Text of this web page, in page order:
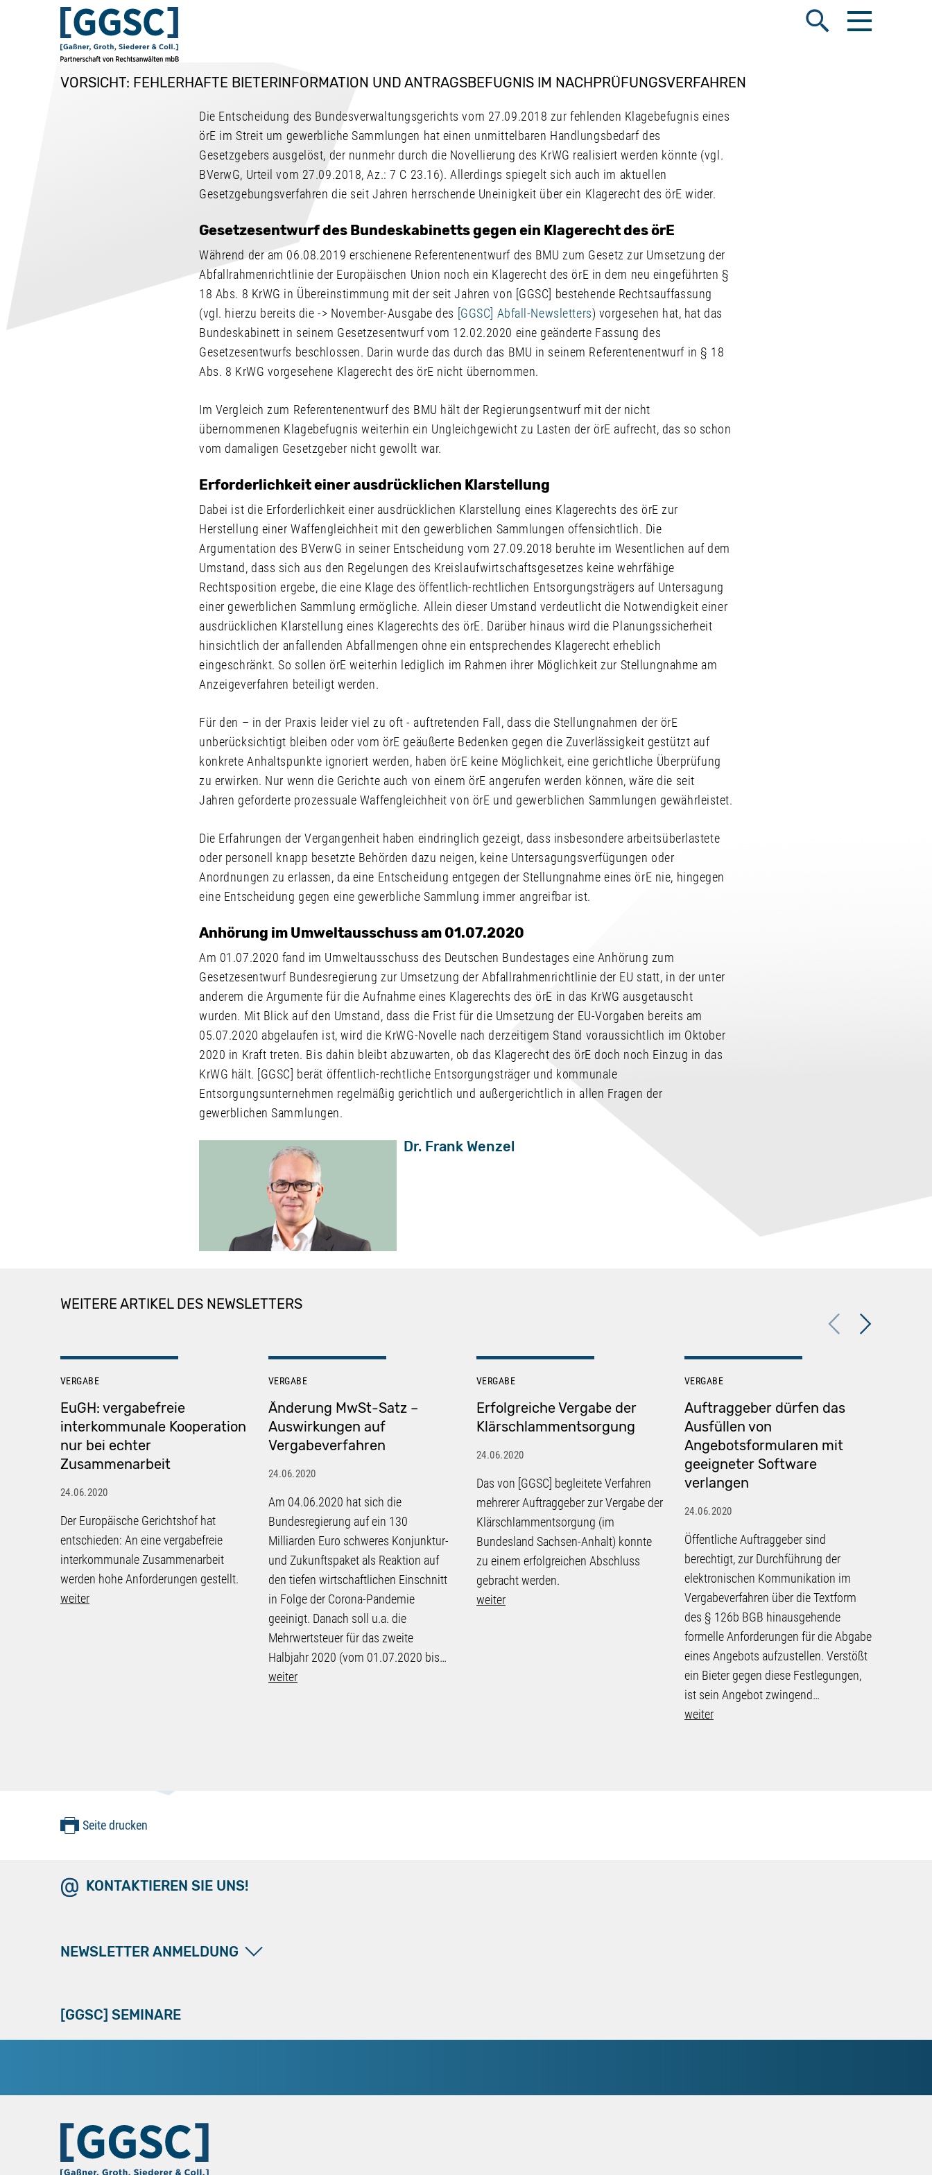
Suche öffnenMenü öffnen
VORSICHT: FEHLERHAFTE BIETERINFORMATION UND ANTRAGSBEFUGNIS IM NACHPRÜFUNGSVERFAHREN
Die Entscheidung des Bundesverwaltungsgerichts vom 27.09.2018 zur fehlenden Klagebefugnis eines
örE im Streit um gewerbliche Sammlungen hat einen unmittelbaren Handlungsbedarf des
Gesetzgebers ausgelöst, der nunmehr durch die Novellierung des KrWG realisiert werden könnte (vgl.
BVerwG, Urteil vom 27.09.2018, Az.: 7 C 23.16). Allerdings spiegelt sich auch im aktuellen
Gesetzgebungsverfahren die seit Jahren herrschende Uneinigkeit über ein Klagerecht des örE wider.
Gesetzesentwurf des Bundeskabinetts gegen ein Klagerecht des örE
Während der am 06.08.2019 erschienene Referentenentwurf des BMU zum Gesetz zur Umsetzung der
Abfallrahmenrichtlinie der Europäischen Union noch ein Klagerecht des örE in dem neu eingeführten §
18 Abs. 8 KrWG in Übereinstimmung mit der seit Jahren von [GGSC] bestehende Rechtsauffassung
(vgl. hierzu bereits die -> November-Ausgabe des [GGSC] Abfall-Newsletters) vorgesehen hat, hat das
Bundeskabinett in seinem Gesetzesentwurf vom 12.02.2020 eine geänderte Fassung des
Gesetzesentwurfs beschlossen. Darin wurde das durch das BMU in seinem Referentenentwurf in § 18
Abs. 8 KrWG vorgesehene Klagerecht des örE nicht übernommen.
Im Vergleich zum Referentenentwurf des BMU hält der Regierungsentwurf mit der nicht
übernommenen Klagebefugnis weiterhin ein Ungleichgewicht zu Lasten der örE aufrecht, das so schon
vom damaligen Gesetzgeber nicht gewollt war.
Erforderlichkeit einer ausdrücklichen Klarstellung
Dabei ist die Erforderlichkeit einer ausdrücklichen Klarstellung eines Klagerechts des örE zur
Herstellung einer Waffengleichheit mit den gewerblichen Sammlungen offensichtlich. Die
Argumentation des BVerwG in seiner Entscheidung vom 27.09.2018 beruhte im Wesentlichen auf dem
Umstand, dass sich aus den Regelungen des Kreislaufwirtschaftsgesetzes keine wehrfähige
Rechtsposition ergebe, die eine Klage des öffentlich-rechtlichen Entsorgungsträgers auf Untersagung
einer gewerblichen Sammlung ermögliche. Allein dieser Umstand verdeutlicht die Notwendigkeit einer
ausdrücklichen Klarstellung eines Klagerechts des örE. Darüber hinaus wird die Planungssicherheit
hinsichtlich der anfallenden Abfallmengen ohne ein entsprechendes Klagerecht erheblich
eingeschränkt. So sollen örE weiterhin lediglich im Rahmen ihrer Möglichkeit zur Stellungnahme am
Anzeigeverfahren beteiligt werden.
Für den – in der Praxis leider viel zu oft - auftretenden Fall, dass die Stellungnahmen der örE
unberücksichtigt bleiben oder vom örE geäußerte Bedenken gegen die Zuverlässigkeit gestützt auf
konkrete Anhaltspunkte ignoriert werden, haben örE keine Möglichkeit, eine gerichtliche Überprüfung
zu erwirken. Nur wenn die Gerichte auch von einem örE angerufen werden können, wäre die seit
Jahren geforderte prozessuale Waffengleichheit von örE und gewerblichen Sammlungen gewährleistet.
Die Erfahrungen der Vergangenheit haben eindringlich gezeigt, dass insbesondere arbeitsüberlastete
oder personell knapp besetzte Behörden dazu neigen, keine Untersagungsverfügungen oder
Anordnungen zu erlassen, da eine Entscheidung entgegen der Stellungnahme eines örE nie, hingegen
eine Entscheidung gegen eine gewerbliche Sammlung immer angreifbar ist.
Anhörung im Umweltausschuss am 01.07.2020
Am 01.07.2020 fand im Umweltausschuss des Deutschen Bundestages eine Anhörung zum
Gesetzesentwurf Bundesregierung zur Umsetzung der Abfallrahmenrichtlinie der EU statt, in der unter
anderem die Argumente für die Aufnahme eines Klagerechts des örE in das KrWG ausgetauscht
wurden. Mit Blick auf den Umstand, dass die Frist für die Umsetzung der EU-Vorgaben bereits am
05.07.2020 abgelaufen ist, wird die KrWG-Novelle nach derzeitigem Stand voraussichtlich im Oktober
2020 in Kraft treten. Bis dahin bleibt abzuwarten, ob das Klagerecht des örE doch noch Einzug in das
KrWG hält. [GGSC] berät öffentlich-rechtliche Entsorgungsträger und kommunale
Entsorgungsunternehmen regelmäßig gerichtlich und außergerichtlich in allen Fragen der
gewerblichen Sammlungen.
Dr. Frank Wenzel
WEITERE ARTIKEL DES NEWSLETTERS
Previous
VERGABE
EuGH: vergabefreie
interkommunale Kooperation
nur bei echter
Zusammenarbeit
24.06.2020
Der Europäische Gerichtshof hat
entschieden: An eine vergabefreie
interkommunale Zusammenarbeit
werden hohe Anforderungen gestellt.
weiter
VERGABE
Änderung MwSt-Satz –
Auswirkungen auf
Vergabeverfahren
24.06.2020
Am 04.06.2020 hat sich die
Bundesregierung auf ein 130
Milliarden Euro schweres Konjunktur-
und Zukunftspaket als Reaktion auf
den tiefen wirtschaftlichen Einschnitt
in Folge der Corona-Pandemie
geeinigt. Danach soll u.a. die
Mehrwertsteuer für das zweite
Halbjahr 2020 (vom 01.07.2020 bis…
weiter
VERGABE
Erfolgreiche Vergabe der
Klärschlammentsorgung
24.06.2020
Das von [GGSC] begleitete Verfahren
mehrerer Auftraggeber zur Vergabe der
Klärschlammentsorgung (im
Bundesland Sachsen-Anhalt) konnte
zu einem erfolgreichen Abschluss
gebracht werden.
weiter
VERGABE
Auftraggeber dürfen das
Ausfüllen von
Angebotsformularen mit
geeigneter Software
verlangen
24.06.2020
Öffentliche Auftraggeber sind
berechtigt, zur Durchführung der
elektronischen Kommunikation im
Vergabeverfahren über die Textform
des § 126b BGB hinausgehende
formelle Anforderungen für die Abgabe
eines Angebots aufzustellen. Verstößt
ein Bieter gegen diese Festlegungen,
ist sein Angebot zwingend…
weiter
Next
Seite drucken
KONTAKTIEREN SIE UNS!
NEWSLETTER ANMELDUNG
[GGSC] SEMINARE